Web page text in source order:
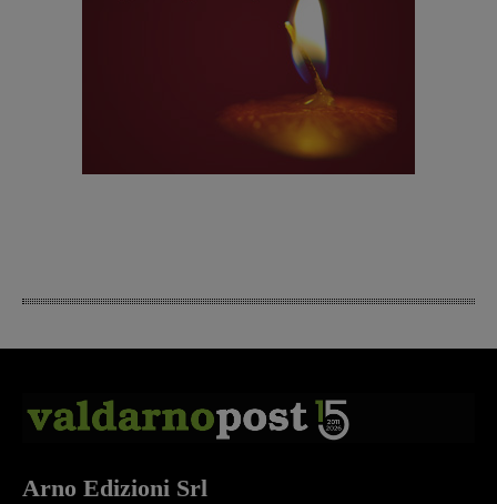
Arno Edizioni Srl